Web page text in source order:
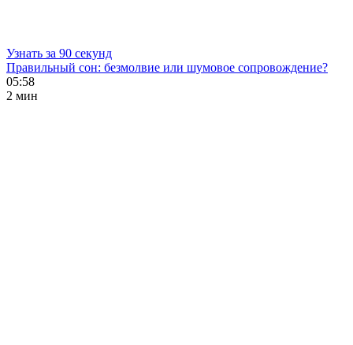
Узнать за 90 секунд
Правильный сон: безмолвие или шумовое сопровождение?
05:58
2 мин